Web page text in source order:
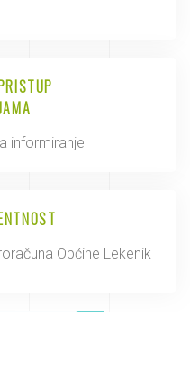
informiranje
Općine Lekenik